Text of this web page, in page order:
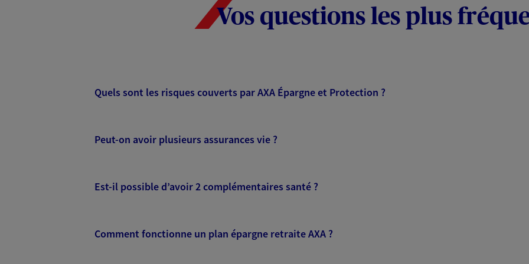
Vos questions les plus
Quels sont les risques couverts par AXA Épargne et Protection ?
Peut-on avoir plusieurs assurances vie ?
Est-il possible d’avoir 2 complémentaires santé ?
Comment fonctionne un plan épargne retraite AXA ?